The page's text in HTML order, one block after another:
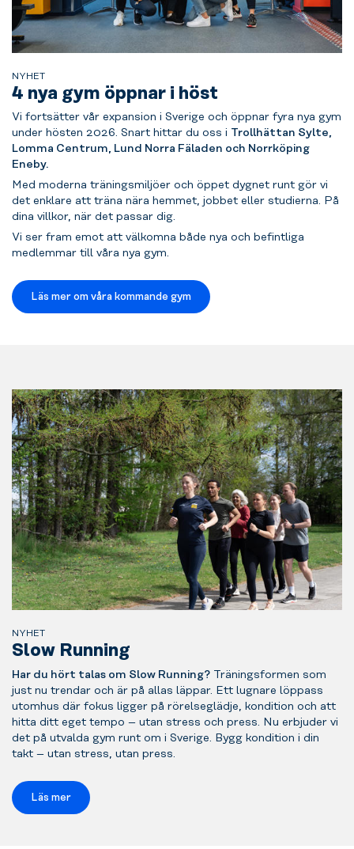
NYHET
4 nya gym öppnar i höst
Vi fortsätter vår expansion i Sverige och öppnar fyra nya gym
under hösten 2026. Snart hittar du oss i Trollhättan Sylte,
Lomma Centrum, Lund Norra Fäladen och Norrköping
Eneby.
Med moderna träningsmiljöer och öppet dygnet runt gör vi
det enklare att träna nära hemmet, jobbet eller studierna. På
dina villkor, när det passar dig.
Vi ser fram emot att välkomna både nya och befintliga
medlemmar till våra nya gym.
Läs mer om våra kommande gym
NYHET
Slow Running
Har du hört talas om Slow Running? Träningsformen som
just nu trendar och är på allas läppar. Ett lugnare löppass
utomhus där fokus ligger på rörelseglädje, kondition och att
hitta ditt eget tempo – utan stress och press. Nu erbjuder vi
det på utvalda gym runt om i Sverige. Bygg kondition i din
takt – utan stress, utan press.
Läs mer